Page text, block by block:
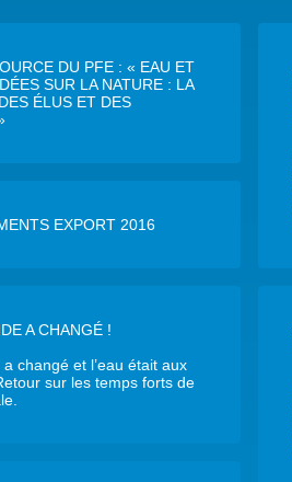
DU PFE : « EAU ET
SUR LA NATURE : LA
ÉLUS ET DES
EXPORT 2016
A CHANGÉ !
changé et l’eau était aux
sur les temps forts de